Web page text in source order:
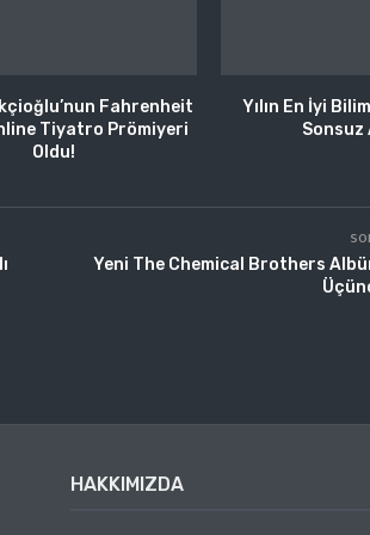
Fahrenheit
Tiyatro Prömiyeri
Oldu!
Yılın En İyi
Sonsuz
Yeni The Chemical Brothers
HAKKIMIZDA